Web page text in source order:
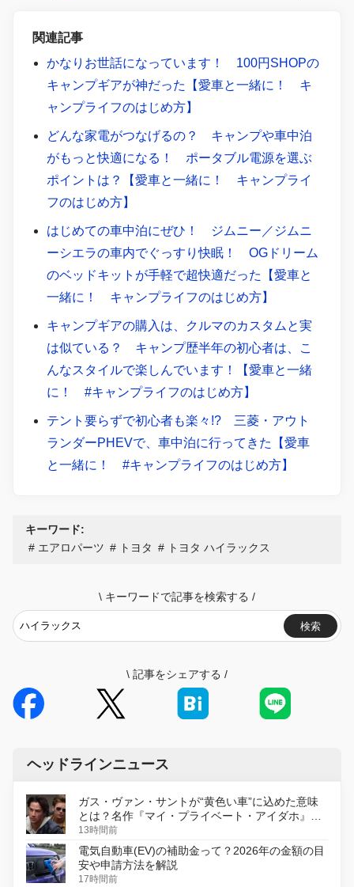
関連記事
かなりお世話になっています！ 100円SHOPの
キャンプギアが神だった【愛車と一緒に！ キ
ャンプライフのはじめ方】
どんな家電がつなげるの？ キャンプや車中泊
がもっと快適になる！ ポータブル電源を選ぶ
ポイントは？【愛車と一緒に！ キャンプライ
フのはじめ方】
はじめての車中泊にぜひ！ ジムニー／ジムニ
ーシエラの車内でぐっすり快眠！ OGドリーム
のベッドキットが手軽で超快適だった【愛車と
一緒に！ キャンプライフのはじめ方】
キャンプギアの購入は、クルマのカスタムと実
は似ている？ キャンプ歴半年の初心者は、こ
んなスタイルで楽しんでいます！【愛車と一緒
に！ #キャンプライフのはじめ方】
テント要らずで初心者も楽々!? 三菱・アウト
ランダーPHEVで、車中泊に行ってきた【愛車
と一緒に！ #キャンプライフのはじめ方】
キーワード:
エアロパーツ
トヨタ トヨタ ハイラックス
\ キーワードで記事を検索する /
検索
\ 記事をシェアする /
ヘッドラインニュース
ガス・ヴァン・サントが“黄色い車”に込めた意味
とは？名作『マイ・プライベート・アイダホ』が
初のデジタルリマスター版で復活
13時間前
電気自動車(EV)の補助金って？2026年の金額の目
安や申請方法を解説
17時間前